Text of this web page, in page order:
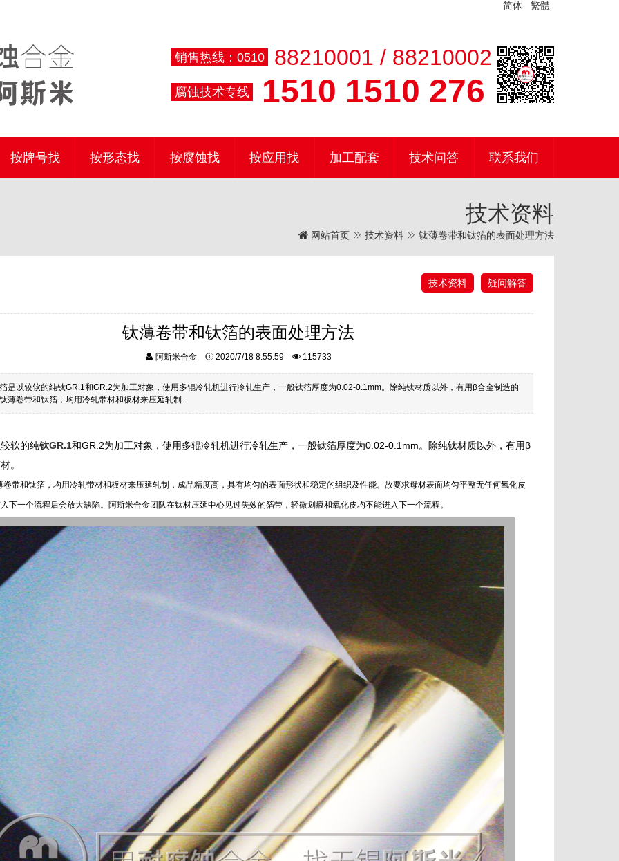
简体 繁體
销售热线：0510 88210001 / 88210002
腐蚀技术专线 1510 1510 276
按牌号找 按形态找 按腐蚀找 按应用找 加工配套 技术问答 联系我们
技术资料
网站首页 技术资料 钛薄卷带和钛箔的表面处理方法
技术资料 疑问解答
钛薄卷带和钛箔的表面处理方法
阿斯米合金 2020/7/18 8:55:59 115733
是以较软的纯钛GR.1和GR.2为加工对象，使用多辊冷轧机进行冷轧生产，一般钛箔厚度为0.02-0.1mm。除纯钛材质以外，有用β合金制造的
薄卷带和钛箔，均用冷轧带材和板材来压延轧制...
软的纯钛GR.1和GR.2为加工对象，使用多辊冷轧机进行冷轧生产，一般钛箔厚度为0.02-0.1mm。除纯钛材质以外，有用β
。
卷带和钛箔，均用冷轧带材和板材来压延轧制，成品精度高，具有均匀的表面形状和稳定的组织及性能。故要求母材表面均匀平整无任何氧化皮
下一个流程后会放大缺陷。阿斯米合金团队在钛材压延中心见过失效的箔带，轻微划痕和氧化皮均不能进入下一个流程。